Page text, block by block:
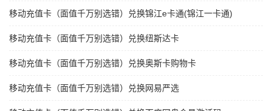
移动充值卡（面值千万别选错）兑换锦江e卡通(锦江一卡通)
移动充值卡（面值千万别选错）兑换纽斯达卡
移动充值卡（面值千万别选错）兑换奥斯卡购物卡
移动充值卡（面值千万别选错）兑换网易严选